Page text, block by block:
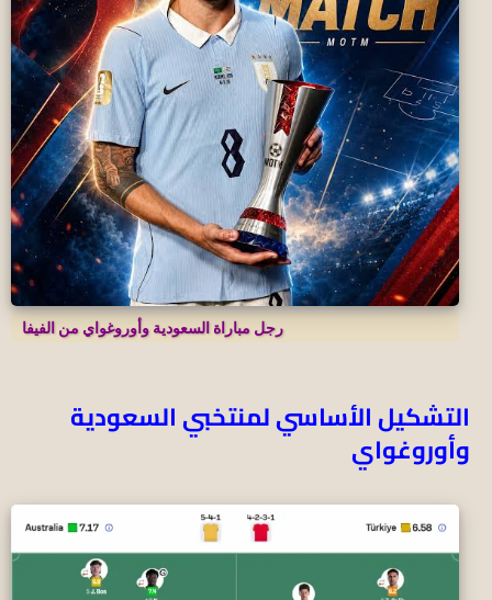
رجل مباراة السعودية وأوروغواي من الفيفا
التشكيل الأساسي لمنتخبي السعودية
وأوروغواي